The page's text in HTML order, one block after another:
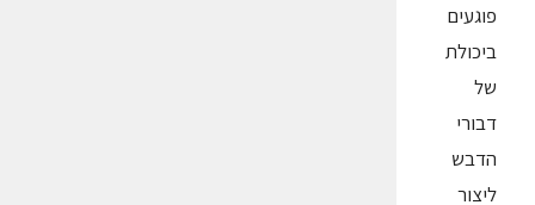
פוגעים
ביכולת
של
דבורי
הדבש
ליצור